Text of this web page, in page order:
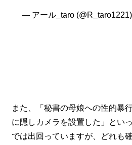
— アール_taro (@R_taro1221)
また、「秘書の母娘への性的暴
に隠しカメラを設置した」とい
では出回っていますが、どれも